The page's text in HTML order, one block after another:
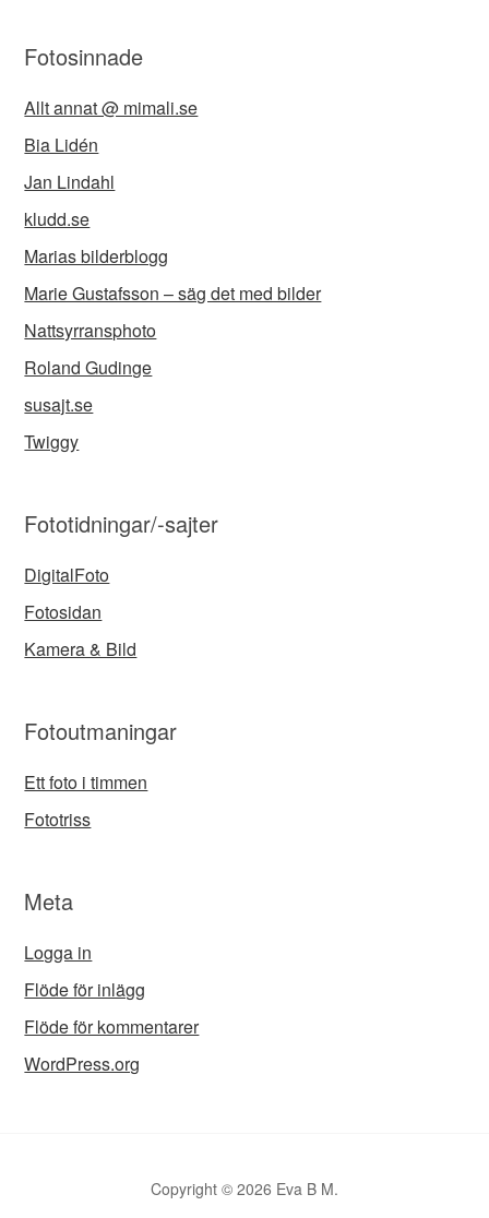
Fotosinnade
Allt annat @ mimali.se
Bia Lidén
Jan Lindahl
kludd.se
Marias bilderblogg
Marie Gustafsson – säg det med bilder
Nattsyrransphoto
Roland Gudinge
susajt.se
Twiggy
Fototidningar/-sajter
DigitalFoto
Fotosidan
Kamera & Bild
Fotoutmaningar
Ett foto i timmen
Fototriss
Meta
Logga in
Flöde för inlägg
Flöde för kommentarer
WordPress.org
Copyright © 2026 Eva B M.